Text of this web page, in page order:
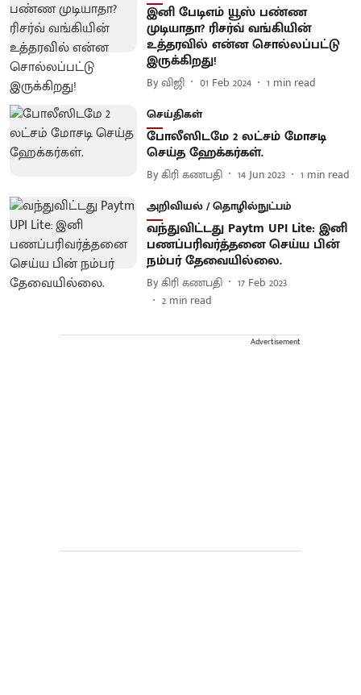
இனி பேடிஎம் யூஸ் பண்ண
முடியாதா? ரிசர்வ் வங்கியின்
உத்தரவில் என்ன சொல்லப்பட்டு
இருக்கிறது!
Byவிஜி 01 Feb 2024 1 min read
செய்திகள்
போலீஸிடமே 2 லட்சம் மோசடி
செய்த ஹேக்கர்கள்.
Byகிரி கணபதி 14 Jun 2023 1 min read
அறிவியல் / தொழில்நுட்பம்
வந்துவிட்டது Paytm UPI Lite: இனி
பணப்பரிவர்த்தனை செய்ய பின்
நம்பர் தேவையில்லை.
Byகிரி கணபதி
17 Feb 2023
2 min read
Advertisement